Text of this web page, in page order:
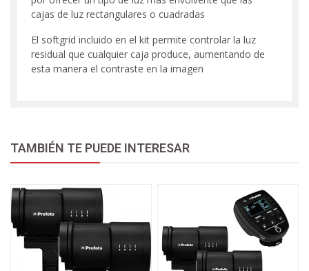
cajas de luz rectangulares o cuadradas
El softgrid incluido en el kit permite controlar la luz
residual que cualquier caja produce, aumentando de
esta manera el contraste en la imagen
TAMBIÉN TE PUEDE INTERESAR